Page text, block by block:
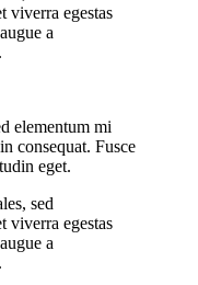
viverra egestas
a
elementum mi
consequat. Fusce
eget.
sed
viverra egestas
a